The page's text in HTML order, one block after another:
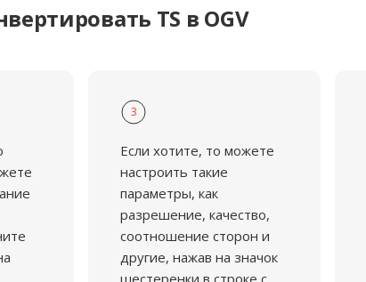
TS в OGV
3
Если хотите, то можете
настроить такие
параметры, как
разрешение, качество,
соотношение сторон и
другие, нажав на значок
шестеренки в строке с